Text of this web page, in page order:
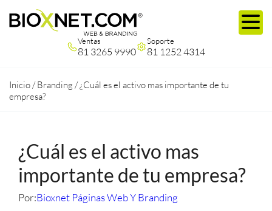
Ventas
81 3265 9990
Soporte
81 1252 4314
Inicio /Branding /¿Cuál es el activo mas importante de tu
empresa?
¿Cuál es el activo mas
importante de tu empresa?
Por:Bioxnet Páginas Web Y Branding